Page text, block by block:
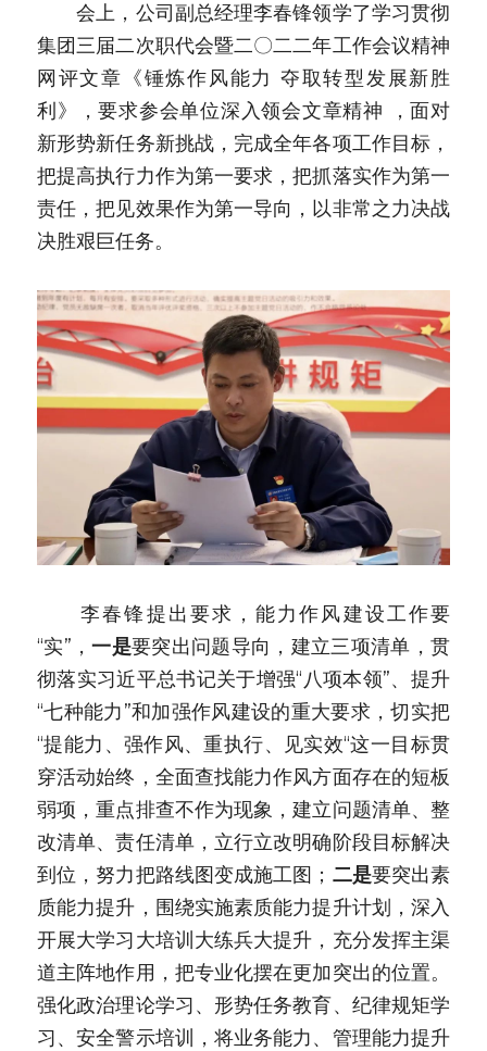
会上，公司副总经理李春锋领学了学习贯彻
集团三届二次职代会暨二〇二二年工作会议精神
网评文章《锤炼作风能力 夺取转型发展新胜
利》，要求参会单位深入领会文章精神 ，面对
新形势新任务新挑战，完成全年各项工作目标，
把提高执行力作为第一要求，把抓落实作为第一
责任，把见效果作为第一导向，以非常之力决战
决胜艰巨任务。
李春锋提出要求，能力作风建设工作要
“实”，一是要突出问题导向，建立三项清单，贯
彻落实习近平总书记关于增强“八项本领”、提升
“七种能力”和加强作风建设的重大要求，切实把
“提能力、强作风、重执行、见实效“这一目标贯
穿活动始终，全面查找能力作风方面存在的短板
弱项，重点排查不作为现象，建立问题清单、整
改清单、责任清单，立行立改明确阶段目标解决
到位，努力把路线图变成施工图； 二是要突出素
质能力提升，围绕实施素质能力提升计划，深入
开展大学习大培训大练兵大提升，充分发挥主渠
道主阵地作用，把专业化摆在更加突出的位置。
强化政治理论学习、形势任务教育、纪律规矩学
习、安全警示培训，将业务能力、管理能力提升